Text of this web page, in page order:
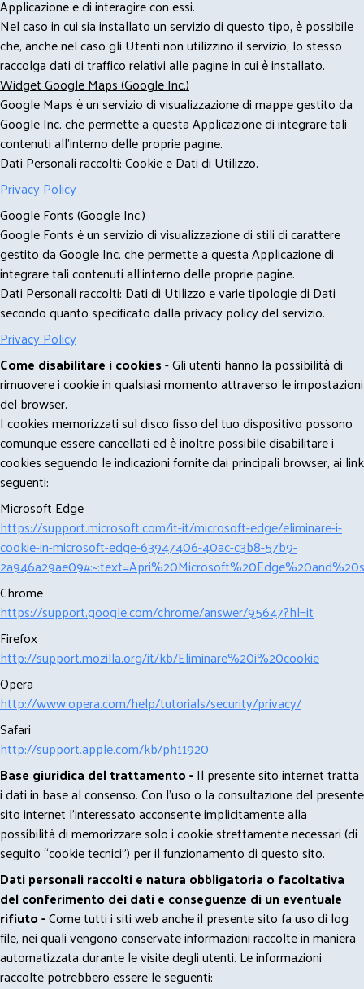
Applicazione e di interagire con essi.
Nel caso in cui sia installato un servizio di questo tipo, è possibile
che, anche nel caso gli Utenti non utilizzino il servizio, lo stesso
raccolga dati di traffico relativi alle pagine in cui è installato.
Widget Google Maps (Google Inc.)
Google Maps è un servizio di visualizzazione di mappe gestito da
Google Inc. che permette a questa Applicazione di integrare tali
contenuti all'interno delle proprie pagine.
Dati Personali raccolti: Cookie e Dati di Utilizzo.
Privacy Policy
Google Fonts (Google Inc.)
Google Fonts è un servizio di visualizzazione di stili di carattere
gestito da Google Inc. che permette a questa Applicazione di
integrare tali contenuti all'interno delle proprie pagine.
Dati Personali raccolti: Dati di Utilizzo e varie tipologie di Dati
secondo quanto specificato dalla privacy policy del servizio.
Privacy Policy
Come disabilitare i cookies- Gli utenti hanno la possibilità di
rimuovere i cookie in qualsiasi momento attraverso le impostazioni
del browser.
I cookies memorizzati sul disco fisso del tuo dispositivo possono
comunque essere cancellati ed è inoltre possibile disabilitare i
cookies seguendo le indicazioni fornite dai principali browser, ai link
seguenti:
Microsoft Edge
https://support.microsoft.com/it-it/microsoft-edge/eliminare-i-
cookie-in-microsoft-edge-63947406-40ac-c3b8-57b9-
Chrome
https://support.google.com/chrome/answer/95647?hl=it
Firefox
http://support.mozilla.org/it/kb/Eliminare%20i%20cookie
Opera
http://www.opera.com/help/tutorials/security/privacy/
Safari
http://support.apple.com/kb/ph11920
Base giuridica del trattamento -Il presente sito internet tratta
i dati in base al consenso. Con l'uso o la consultazione del presente
sito internet l’interessato acconsente implicitamente alla
possibilità di memorizzare solo i cookie strettamente necessari (di
seguito “cookie tecnici”) per il funzionamento di questo sito.
Dati personali raccolti e natura obbligatoria o facoltativa
del conferimento dei dati e conseguenze di un eventuale
rifiuto -Come tutti i siti web anche il presente sito fa uso di log
file, nei quali vengono conservate informazioni raccolte in maniera
automatizzata durante le visite degli utenti. Le informazioni
raccolte potrebbero essere le seguenti: